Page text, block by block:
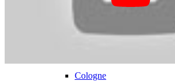
Düsseldorf
Cologne